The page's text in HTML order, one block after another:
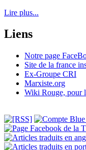
Lire plus...
Liens
Notre page
Site de la france
Ex-Groupe CRI
Marxiste.org
Wiki Rouge, pour